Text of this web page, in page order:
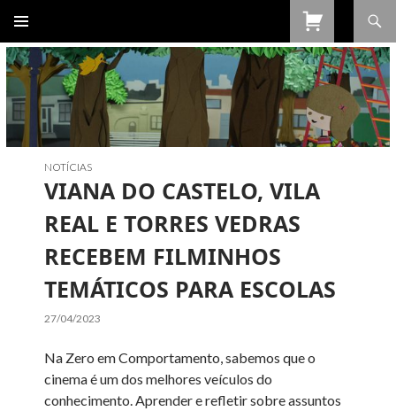
PARA
O
CONTEÚDO
NOTÍCIAS
VIANA DO CASTELO, VILA
REAL E TORRES VEDRAS
RECEBEM FILMINHOS
TEMÁTICOS PARA ESCOLAS
27/04/2023
Na Zero em Comportamento, sabemos que o
cinema é um dos melhores veículos do
conhecimento. Aprender e refletir sobre assuntos